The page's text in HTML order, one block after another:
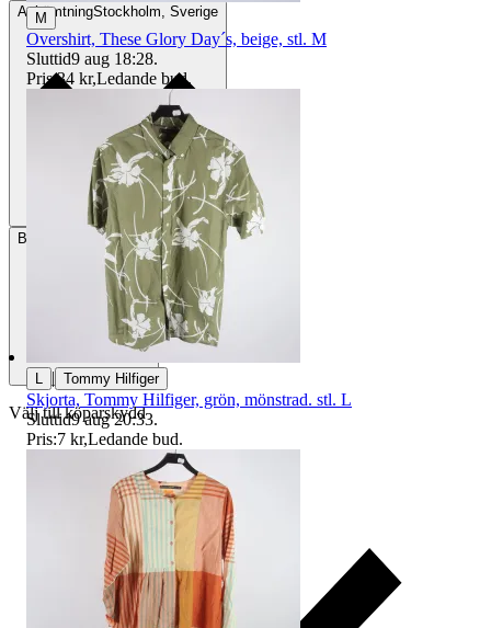
AvhämtningStockholm, Sverige
Betalning Via Tradera
Välj till köparskydd
M
Overshirt, These Glory Day´s, beige, stl. M
Sluttid9 aug 18:28.
Pris:34 kr,Ledande bud.
| Tommy Hilfiger
Skjorta, Tommy Hilfiger, grön, mönstrad. stl. L
Sluttid9 aug 20:33.
Pris:7 kr,Ledande bud.